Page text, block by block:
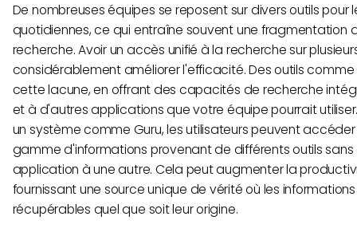
De nombreuses équipes se reposent sur divers outils pour
quotidiennes, ce qui entraîne souvent une fragmentation
recherche. Avoir un accès unifié à la recherche sur
considérablement améliorer l'efficacité. Des outils
cette lacune, en offrant des capacités de recherche
et à d'autres applications que votre équipe pourrait
un système comme Guru, les utilisateurs peuvent
gamme d'informations provenant de différents outils
application à une autre. Cela peut augmenter la
fournissant une source unique de vérité où les
récupérables quel que soit leur origine.